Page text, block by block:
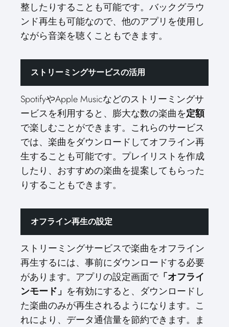
整したりすることも可能です。バックグラウ
ンド再生も可能なので、他のアプリを使用し
ながら音楽を聴くこともできます。
ストリーミングサービスの活用
SpotifyやApple Musicなどのストリーミングサ
ービスを利用すると、膨大な数の楽曲を定額
で楽しむことができます。これらのサービス
では、楽曲をダウンロードしてオフライン再
生することも可能です。プレイリストを作成
したり、おすすめの楽曲を提案してもらった
りすることもできます。
オフライン再生の設定
ストリーミングサービスで楽曲をオフライン
再生するには、事前にダウンロードする必要
があります。アプリの設定画面で「オフライ
ンモード」 を有効にすると、ダウンロードし
た楽曲のみが再生されるようになります。こ
れにより、データ通信量を節約できます。ま